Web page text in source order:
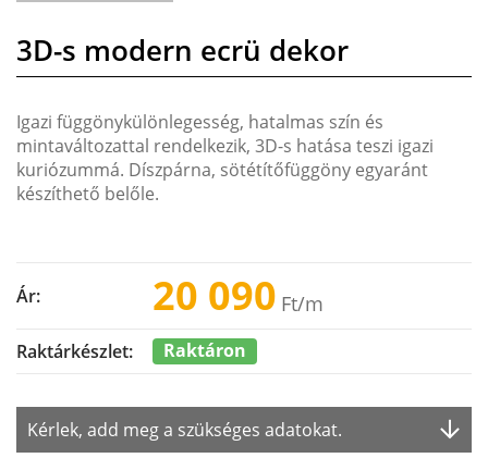
3D-s modern ecrü dekor
Igazi függönykülönlegesség, hatalmas szín és
mintaváltozattal rendelkezik, 3D-s hatása teszi igazi
kuriózummá. Díszpárna, sötétítőfüggöny egyaránt
készíthető belőle.
Ár: 20 090 Ft/m
Raktárkészlet: Raktáron
Kérlek, add meg a szükséges adatokat.